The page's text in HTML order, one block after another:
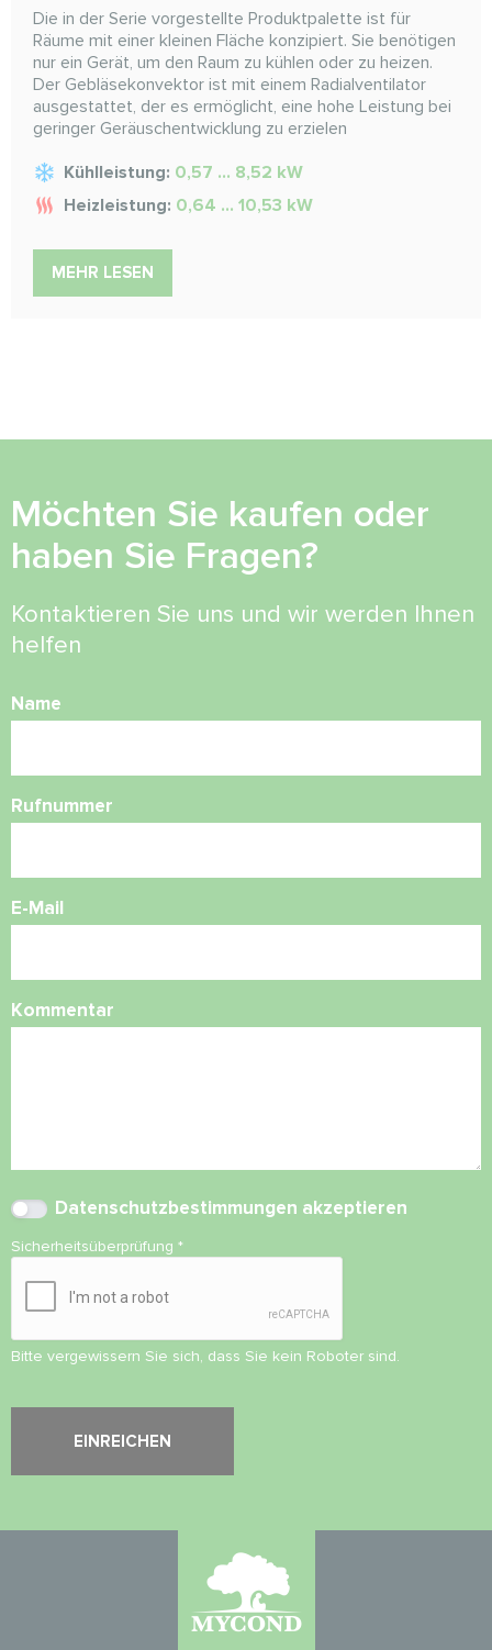
Die in der Serie vorgestellte Produktpalette ist für
Räume mit einer kleinen Fläche konzipiert. Sie benötigen
nur ein Gerät, um den Raum zu kühlen oder zu heizen.
Der Gebläsekonvektor ist mit einem Radialventilator
ausgestattet, der es ermöglicht, eine hohe Leistung bei
geringer Geräuschentwicklung zu erzielen
Kühlleistung: 0,57 ... 8,52 kW
Heizleistung: 0,64 ... 10,53 kW
MEHR LESEN
Möchten Sie kaufen oder
haben Sie Fragen?
Kontaktieren Sie uns und wir werden Ihnen
helfen
Name
Rufnummer
E-Mail
Kommentar
Datenschutzbestimmungen akzeptieren
Sicherheitsüberprüfung *
Bitte vergewissern Sie sich, dass Sie kein Roboter sind.